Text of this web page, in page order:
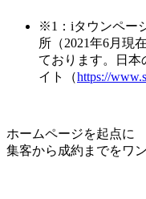
※1：iタウンペー
所（2021年6月現
ております。日本
イト（https://
ホームページを起点に
集客から成約までをワ